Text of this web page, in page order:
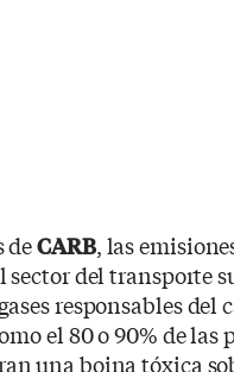
deCARB, las
sector del transporte
responsables del
el 80 o 90% de las
una boina tóxica